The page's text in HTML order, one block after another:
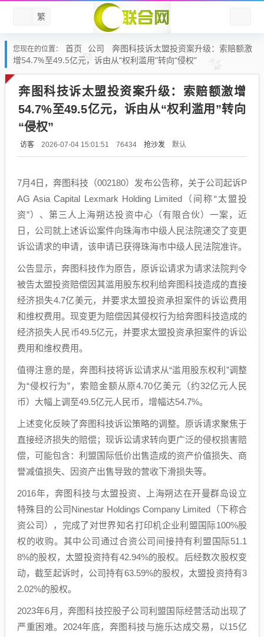
繁
您现在的位置： 首页 公司
奔图科技诉太盟投资案升级：索赔额激
增54.7%至49.5亿元，诉由从“权利滥用”转向“侵权”
奔图科技诉太盟投资案升级：索赔额激增
54.7%至49.5亿元，诉由从“权利滥用”转向
“侵权”
访客 2026-07-04 15:01:51 76434 抢沙发 默认
7月4日，奔图科技（002180）发布公告称，关于公司起诉P
AG Asia Capital Lexmark Holding Limited（间称“太盟投
资”）、第三人上海朔达投资中心（有限合伙）一案，近
日，公司就上述诉讼案件向珠海市中级人民法院递交了变更
诉讼请求的申请，该申请已获得珠海市中级人民法院准许。
公告显示，奔图科技作为原告，原诉讼请求为请求法院判令
被告太盟投资赔偿因其滥用股东权利给奔图科技造成的直接
经济损失4.7亿美元，并要求太盟投资承担案件的诉讼费用
和维权费用。现变更为赔偿因其侵权行为给奔图科技造成的
经济损失人民币49.5亿元，并要求太盟投资承担案件的诉讼
费用和维权费用。
值得注意的是，奔图科技将诉讼请求从“滥用股东权利”调整
为“侵权行为”，索赔金额从原4.70亿美元（约32亿元人民
币）大幅上调至49.5亿元人民币​，增幅达54.7%。
上述变化反映了奔图科技诉讼策略的调整。原诉请求聚焦于
直接经济损失的赔偿；现诉讼请求转向更广泛的​侵权损害赔
偿，可能包含：利盟国际低价出售造成的资产价值损失、商
誉减值损失、因资产出售导致的营收下滑损失等。
2016年，奔图科技与太盟投资、上海朔达在开曼群岛设立
特殊目的公司Ninestar Holdings Company Limited（下称合
资公司），完成了对世界知名打印机企业利盟国际100%股
权的收购。其中公司通过合资公司间接持有利盟国际51.1
8%的股权，太盟投资持有42.94%的股权。后经数次股权变
动，截至起诉时，公司持有63.59%的股权，太盟投资持有3
2.02%的股权。
2023年6月，奔图科技控股子公司利盟国际经营活动出现了
严重困难。2024年底，奔图科技与施乐达成交易，以15亿